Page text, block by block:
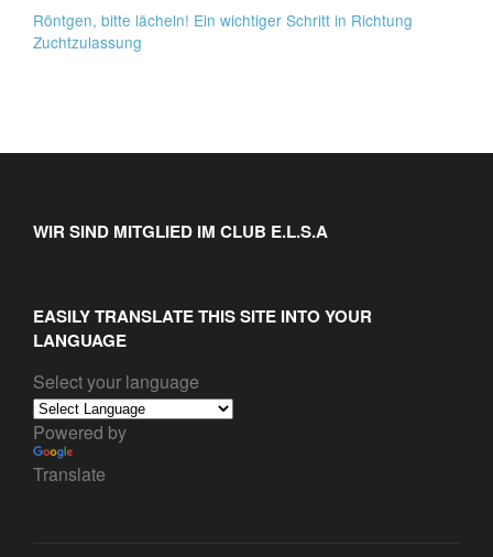
Röntgen, bitte lächeln! Ein wichtiger Schritt in Richtung
Zuchtzulassung
WIR SIND MITGLIED IM CLUB E.L.S.A
EASILY TRANSLATE THIS SITE INTO YOUR
LANGUAGE
Select your language
Powered by
Translate